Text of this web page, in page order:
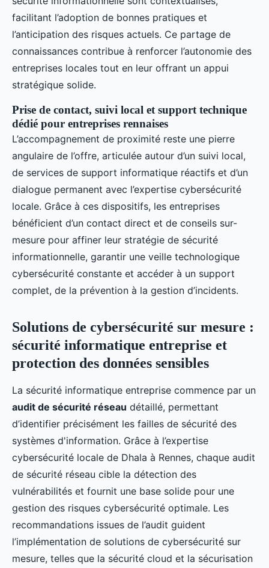
facilitant l’adoption de bonnes pratiques et
l’anticipation des risques actuels. Ce partage de
connaissances contribue à renforcer l’autonomie des
entreprises locales tout en leur offrant un appui
stratégique solide.
Prise de contact, suivi local et support technique
dédié pour entreprises rennaises
L’accompagnement de proximité reste une pierre
angulaire de l’offre, articulée autour d’un suivi local,
de services de support informatique réactifs et d’un
dialogue permanent avec l’expertise cybersécurité
locale. Grâce à ces dispositifs, les entreprises
bénéficient d’un contact direct et de conseils sur-
mesure pour affiner leur stratégie de sécurité
informationnelle, garantir une veille technologique
cybersécurité constante et accéder à un support
complet, de la prévention à la gestion d’incidents.
Solutions de cybersécurité sur mesure :
sécurité informatique entreprise et
protection des données sensibles
La sécurité informatique entreprise commence par un
audit de sécurité réseau détaillé, permettant
d’identifier précisément les failles de sécurité des
systèmes d'information. Grâce à l’expertise
cybersécurité locale de Dhala à Rennes, chaque audit
de sécurité réseau cible la détection des
vulnérabilités et fournit une base solide pour une
gestion des risques cybersécurité optimale. Les
recommandations issues de l’audit guident
l’implémentation de solutions de cybersécurité sur
mesure, telles que la sécurité cloud et la sécurisation